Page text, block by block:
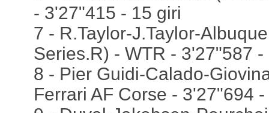
- 3'27"415 - 15 giri
7 - R.Taylor-J.Taylor-
Series.R) - WTR - 3'27"587 -
8 - Pier Guidi-Calado-
Ferrari AF Corse - 3'27"694